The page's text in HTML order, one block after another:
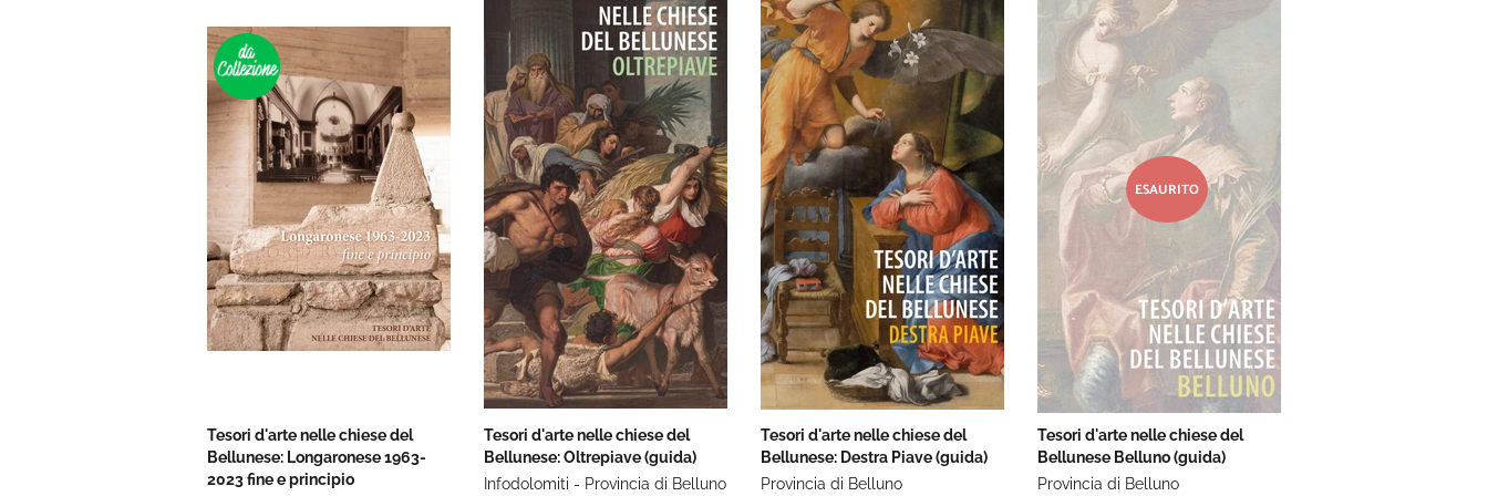
Tesori d'arte nelle chiese del
Bellunese: Longaronese 1963-
2023 fine e principio
Tesori d'arte nelle chiese del
Bellunese: Oltrepiave (guida)
Infodolomiti - Provincia di Belluno
Tesori d'arte nelle chiese del
Bellunese: Destra Piave (guida)
Provincia di Belluno
ESAURITO
Tesori d'arte nelle chiese del
Bellunese Belluno (guida)
Provincia di Belluno